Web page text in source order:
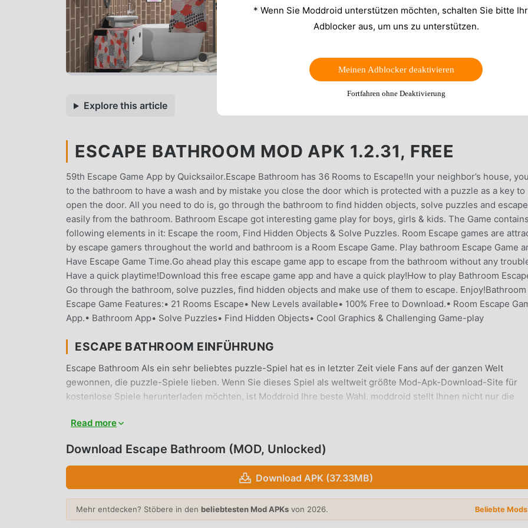
Explore this article
ESCAPE BATHROOM MOD APK 1.2.31, FREE
59th Escape Game App by Quicksailor.Escape Bathroom has 36 Rooms to Escape!In your neighbor’s house,
to the bathroom to have a wash and by mistake you close the door which is protected with a puzzle as a key to
open the door. All you need to do is, go through the bathroom to find hidden objects, solve puzzles and escape
easily from the bathroom. Bathroom Escape got interesting game play for boys, girls & kids. The Game contains
following elements in it: Escape the room, Find Hidden Objects & Solve Puzzles. Room Escape games are
by escape gamers throughout the world and bathroom is a Room Escape Game. Play bathroom Escape Game
Have Escape Game Time.Go ahead play this escape game app to escape from the bathroom without any
Have a quick playtime!Download this free escape game app and have a quick play!How to play Bathroom
Go through the bathroom, solve puzzles, find hidden objects and make use of them to escape. Enjoy!Bathroom
Escape Game Features:• 21 Rooms Escape• New Levels available• 100% Free to Download.• Room Escape
App.• Bathroom App• Solve Puzzles• Find Hidden Objects• Cool Graphics & Challenging Game-play
ESCAPE BATHROOM EINFÜHRUNG
Escape Bathroom Als ein sehr beliebtes puzzle-Spiel hat es in letzter Zeit viele Fans auf der ganzen Welt
gewonnen, die puzzle-Spiele lieben. Wenn Sie dieses Spiel als weltweit größte Mod-Apk-Download-Site für
kostenlose Spiele herunterladen möchten, ist Moddroid Ihre beste Wahl. moddroid stellt Ihnen nicht nur die
Verfügung, was Ihnen hilft, sich wiederholende mechanische Aufgaben im Spiel zu sparen, damit Sie sich
dass jeder Escape Bathroom -Mod den Spielern keine Gebühren in Rechnung stellt und 100 % sicher, verfügbar
und kostenlos zu installieren ist. Laden Sie einfach den Moddroid-Client herunter, Sie können Escape
1.2.31 mit einem Klick herunterladen und installieren. Worauf wartest du, lade Moddroid herunter und spiele!
EINZIGARTIGES GAMEPLAY
Read more
Download Escape Bathroom (MOD, Unlocked)
Download APK (37.33MB)
Mehr entdecken? Stöbere in den beliebtesten Mod APKs von 2026. Beliebte
* Wenn Sie Moddroid unterstützen möchten, schalten Sie bitte
Adblocker aus, um uns zu unterstützen.
Meinen Adblocker deaktivieren
Fortfahren ohne Deaktivierung